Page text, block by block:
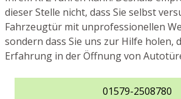
dieser Stelle nicht, dass Sie selbst
Fahrzeugtür mit unprofessionellen
sondern dass Sie uns zur Hilfe holen,
Erfahrung in der Öffnung von
01579-2508780